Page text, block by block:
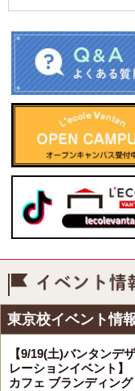
東京校イベント情
【9/19(土)バンタンデ
レーションイベント】
カフェ ブランディン